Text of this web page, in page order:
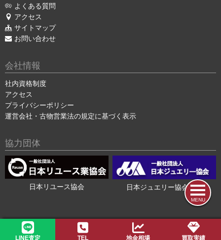
MENU
LINE査定 TEL 地金相場 買取実績
よくある質問
アクセス
サイトマップ
お問い合わせ
会社情報
社内資格制度
アクセス
プライバシーポリシー
運営会社・古物営業法の規定に基づく表示
協力団体
日本リユース協会 日本ジュエリー協会会員
2015-2026 © 色石・宝石買取の色石BANK